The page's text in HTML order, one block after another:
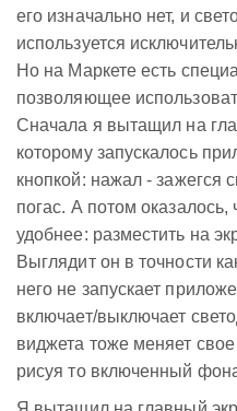
его изначально нет, и
используется
Но на Маркете есть
позволяющее
Сначала я вытащил на
которому запускалось
кнопкой: нажал - зажегся
погас. А потом
удобнее: разместить на
Выглядит он в точности
него не запускает
включает/выключает
виджета тоже меняет
рисуя то включенный